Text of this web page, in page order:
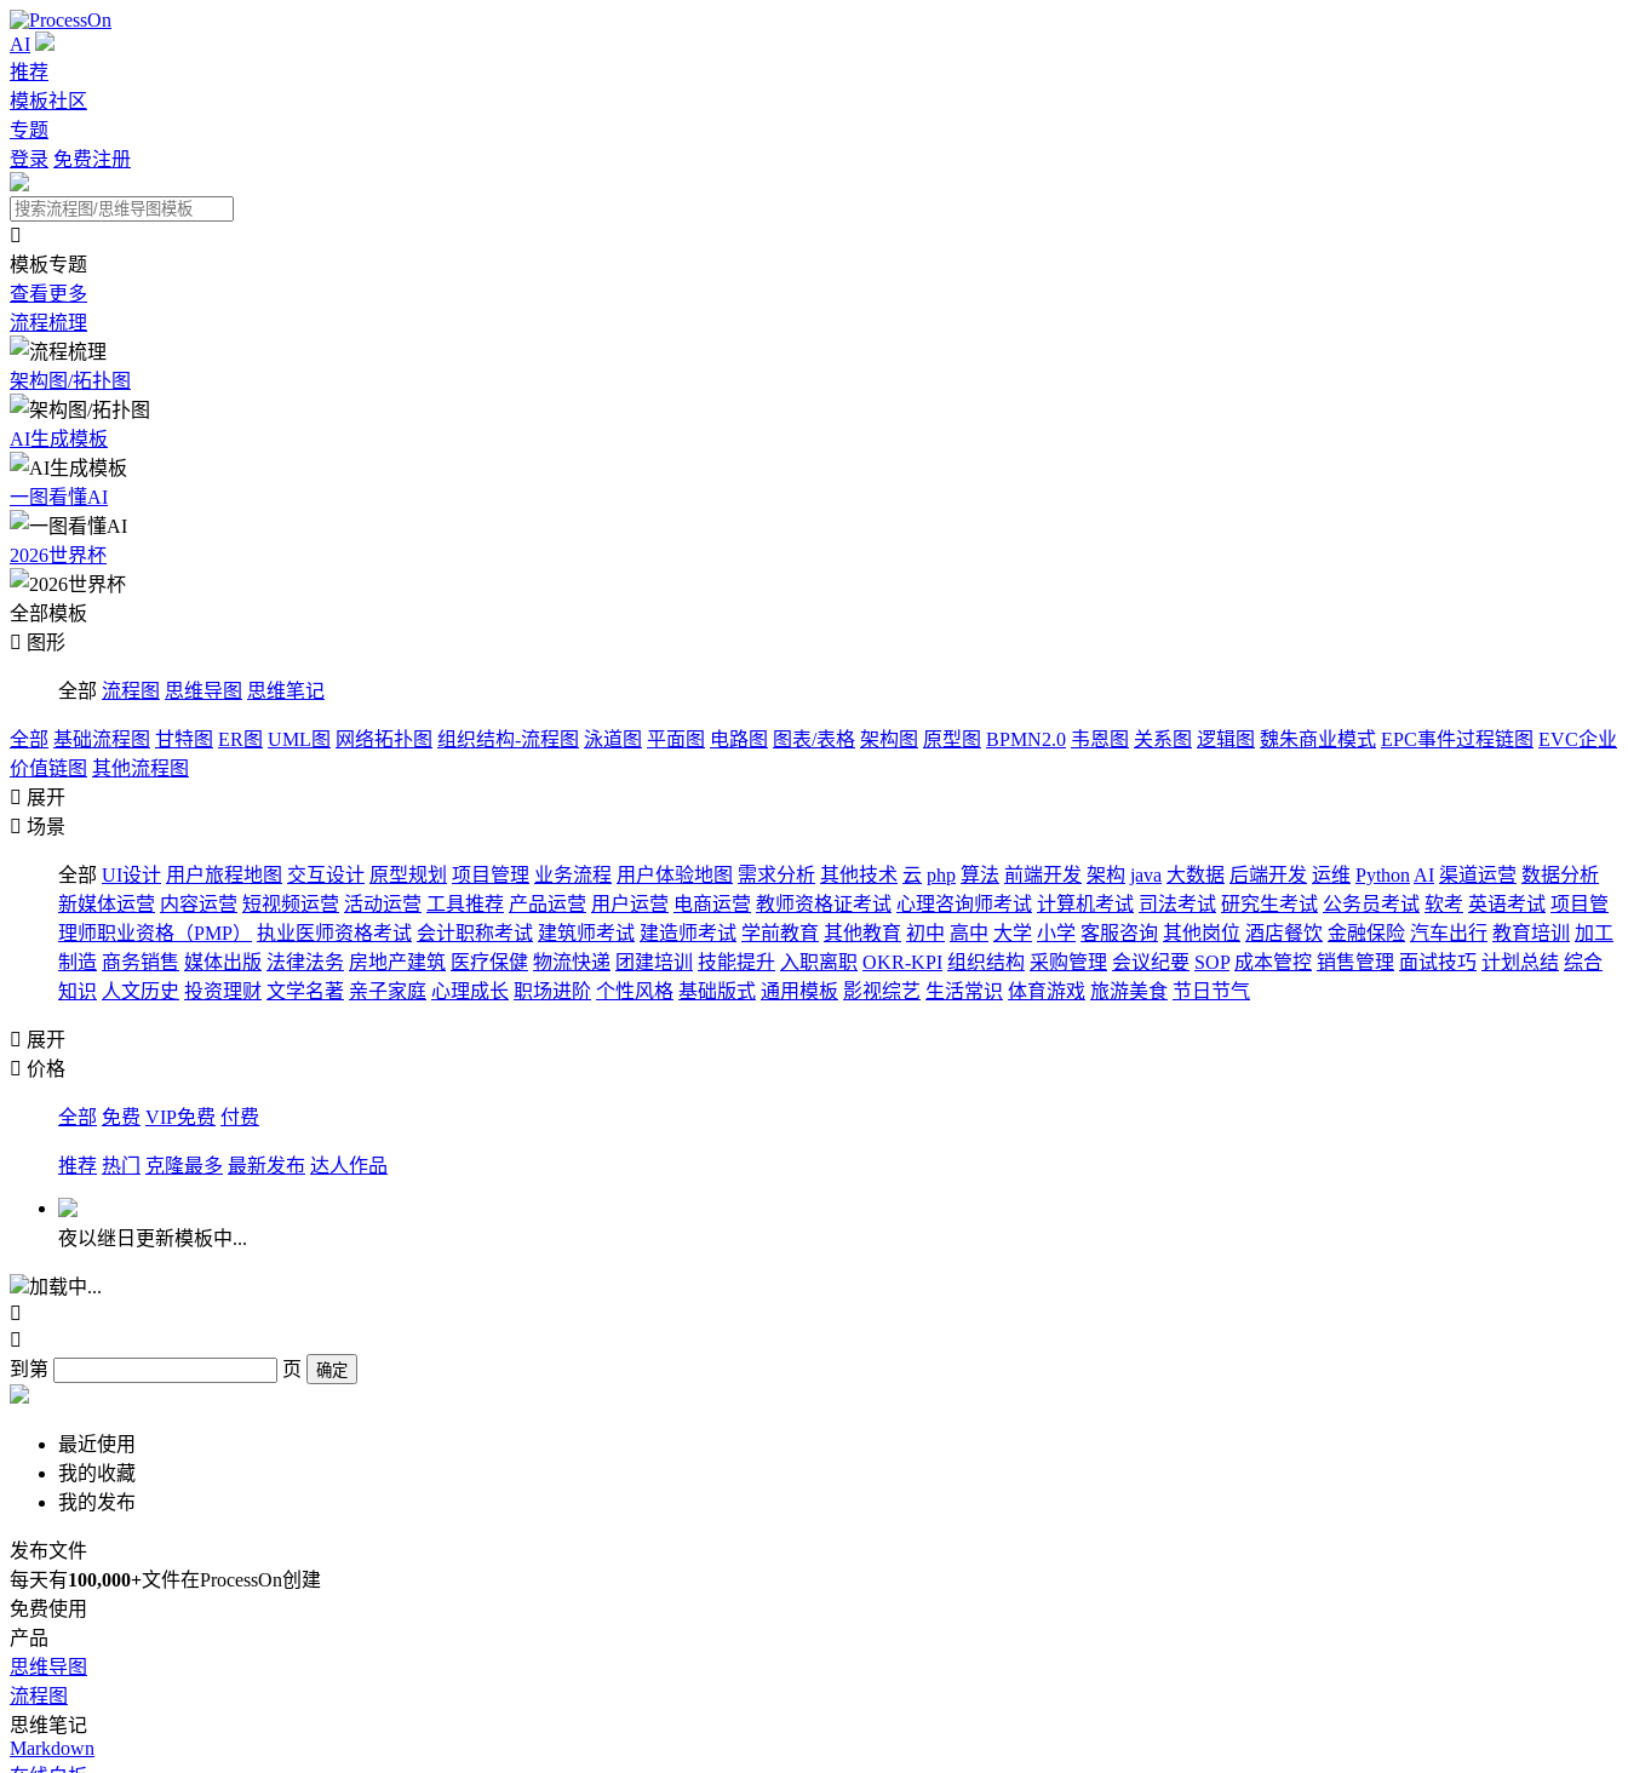
AI
推荐
模板社区
专题
登录 免费注册

模板专题
查看更多
流程梳理
架构图/拓扑图
AI生成模板
一图看懂AI
2026世界杯
全部模板
 图形
全部 流程图 思维导图 思维笔记
全部 基础流程图 甘特图 ER图 UML图 网络拓扑图 组织结构-流程图 泳道图 平面图 电路图 图表/表格 架构图 原型图 BPMN2.0 韦恩图 关系图 逻辑图 魏朱商业模式 EPC事件过程链图 EVC企业
价值链图 其他流程图
 展开
 场景
全部 UI设计 用户旅程地图 交互设计 原型规划 项目管理 业务流程 用户体验地图 需求分析 其他技术 云 php 算法 前端开发 架构 java 大数据 后端开发 运维 Python AI 渠道运营 数据分析
新媒体运营 内容运营 短视频运营 活动运营 工具推荐 产品运营 用户运营 电商运营 教师资格证考试 心理咨询师考试 计算机考试 司法考试 研究生考试 公务员考试 软考 英语考试 项目管
理师职业资格（PMP）
执业医师资格考试 会计职称考试 建筑师考试 建造师考试 学前教育 其他教育 初中 高中 大学 小学 客服咨询 其他岗位 酒店餐饮 金融保险 汽车出行 教育培训
加工
制造 商务销售 媒体出版 法律法务 房地产建筑 医疗保健 物流快递 团建培训 技能提升 入职离职 OKR-KPI 组织结构 采购管理 会议纪要 SOP 成本管控 销售管理 面试技巧 计划总结 综合
知识 人文历史 投资理财 文学名著 亲子家庭 心理成长 职场进阶 个性风格 基础版式 通用模板 影视综艺 生活常识 体育游戏 旅游美食 节日节气
 展开
 价格
全部 免费 VIP免费 付费
推荐 热门 克隆最多 最新发布 达人作品
夜以继日更新模板中...
加载中...


到第
页 确定
最近使用
我的收藏
我的发布
发布文件
每天有100,000+文件在ProcessOn创建
免费使用
产品
思维导图
流程图
思维笔记
Markdown